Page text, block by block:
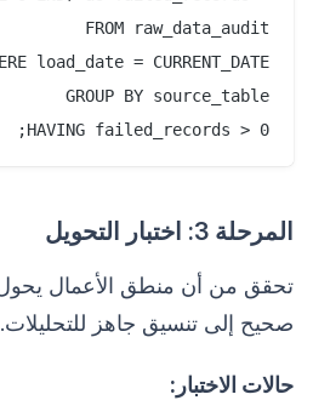
HAVING failed_records > 0;
المرحلة 3: اختبار التحويل
تحقق من أن منطق الأعمال يحول
صحيح إلى تنسيق جاهز للتحليلات.
حالات الاختبار: